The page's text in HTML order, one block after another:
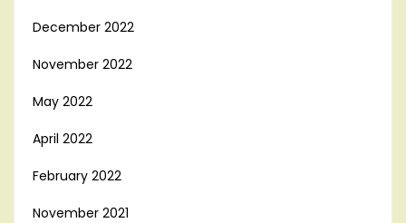
December 2022
November 2022
May 2022
April 2022
February 2022
November 2021